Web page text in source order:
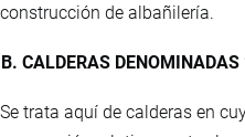
construcción de albañilería.
B. CALDERAS
Se trata aquí de calderas en